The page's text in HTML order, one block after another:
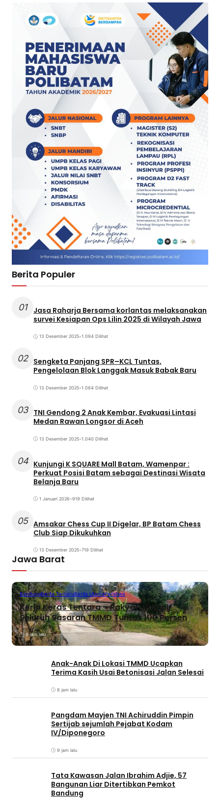
Berita Populer
01
Jasa Raharja Bersama korlantas melaksanakan
survei Kesiapan Ops Lilin 2025 di Wilayah Jawa
13 Desember 2025•1.094 Dilihat
02 Sengketa Panjang SPR–KCL Tuntas,
Pengelolaan Blok Langgak Masuk Babak Baru
13 Desember 2025•1.084 Dilihat
03 TNI Gendong 2 Anak Kembar, Evakuasi Lintasi
Medan Rawan Longsor di Aceh
13 Desember 2025•1.040 Dilihat
04 Kunjungi K SQUARE Mall Batam, Wamenpar :
Perkuat Posisi Batam sebagai Destinasi Wisata
Belanja Baru
1 Januari 2026•919 Dilihat
05 Amsakar Chess Cup II Digelar, BP Batam Chess
Club Siap Dikukuhkan
13 Desember 2025•719 Dilihat
Jawa Barat
BandungBerita TerbaruBerita UtamaPeristiwa
Kerja Keras Tentara – Rakyat, Hampir
Seluruh Sasaran TMMD Tuntas 100 Persen
8 jam lalu
Anak-Anak Di Lokasi TMMD Ucapkan
Terima Kasih Usai Betonisasi Jalan Selesai
8 jam lalu
Pangdam Mayjen TNI Achiruddin Pimpin
Sertijab sejumlah Pejabat Kodam
IV/Diponegoro
9 jam lalu
Tata Kawasan Jalan Ibrahim Adjie, 57
Bangunan Liar Ditertibkan Pemkot
Bandung